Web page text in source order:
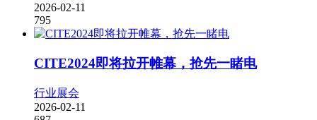
2026-02-11
795
CITE2024即将拉开帷幕，抢先一睹电
行业展会
2026-02-11